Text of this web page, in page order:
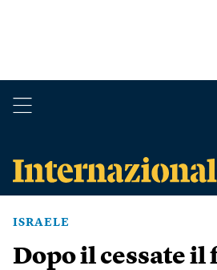
ISRAELE
Dopo il cessate il